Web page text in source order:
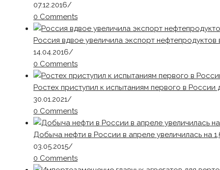
07.12.2016/
0 Comments
Россия вдвое увеличила экспорт
14.04.2016/
0 Comments
Ростех приступил к испытаниям первого в России
30.01.2021/
0 Comments
Добыча нефти в России в апреле увеличилась на
03.05.2015/
0 Comments